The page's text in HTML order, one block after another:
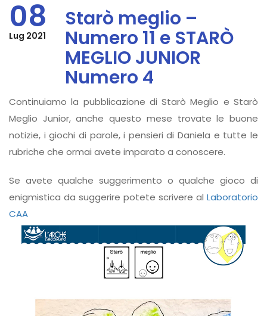
08
Lug 2021
Starò meglio –
Numero 11 e STARÒ
MEGLIO JUNIOR
Numero 4
Continuiamo la pubblicazione di Starò Meglio e Starò
Meglio Junior, anche questo mese trovate le buone
notizie, i giochi di parole, i pensieri di Daniela e tutte le
rubriche che ormai avete imparato a conoscere.
Se avete qualche suggerimento o qualche gioco di
enigmistica da suggerire potete scrivere al Laboratorio
CAA